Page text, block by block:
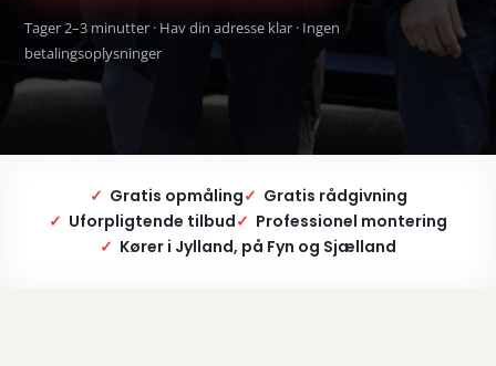
Tager 2–3 minutter · Hav din adresse klar · Ingen
betalingsoplysninger
✓ Gratis opmåling✓ Gratis rådgivning
✓ Uforpligtende tilbud✓ Professionel montering
✓ Kører i Jylland, på Fyn og Sjælland